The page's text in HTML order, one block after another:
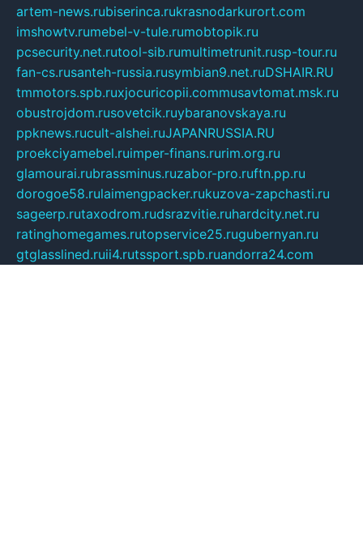
artem-news.rubiserinca.rukrasnodarkurort.com
imshowtv.rumebel-v-tule.rumobtopik.ru
pcsecurity.net.rutool-sib.rumultimetrunit.rusp-tour.ru
fan-cs.rusanteh-russia.rusymbian9.net.ruDSHAIR.RU
tmmotors.spb.ruxjocuricopii.commusavtomat.msk.ru
obustrojdom.rusovetcik.ruybaranovskaya.ru
ppknews.rucult-alshei.ruJAPANRUSSIA.RU
proekciyamebel.ruimper-finans.rurim.org.ru
glamourai.rubrassminus.ruzabor-pro.ruftn.pp.ru
dorogoe58.rulaimengpacker.rukuzova-zapchasti.ru
sageerp.rutaxodrom.rudsrazvitie.ruhardcity.net.ru
ratinghomegames.rutopservice25.rugubernyan.ru
gtglasslined.ruii4.rutssport.spb.ruandorra24.com